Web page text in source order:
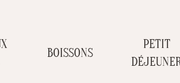
BOISSONS
PETIT